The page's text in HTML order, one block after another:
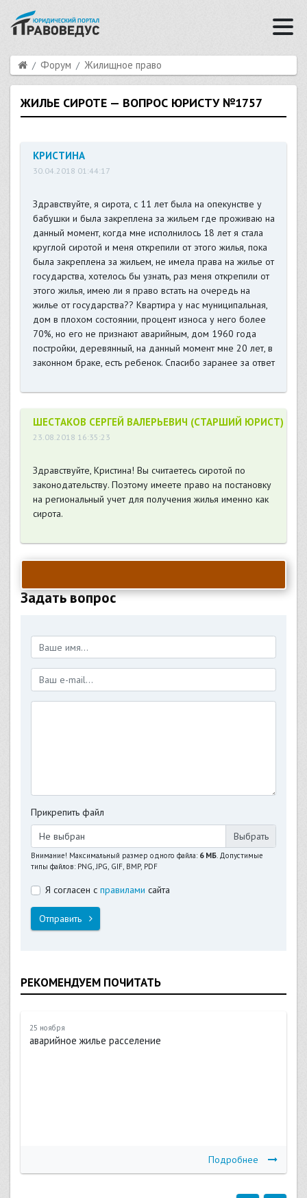
Форум Жилищное право
ЖИЛЬЕ СИРОТЕ — ВОПРОС ЮРИСТУ №1757
КРИСТИНА
30.04.2018 01:44:17
Здравствуйте, я сирота, с 11 лет была на опекунстве у
бабушки и была закреплена за жильем где проживаю на
данный момент, когда мне исполнилось 18 лет я стала
круглой сиротой и меня открепили от этого жилья, пока
была закреплена за жильем, не имела права на жилье от
государства, хотелось бы узнать, раз меня открепили от
этого жилья, имею ли я право встать на очередь на
жилье от государства?? Квартира у нас муниципальная,
дом в плохом состоянии, процент износа у него более
70%, но его не признают аварийным, дом 1960 года
постройки, деревянный, на данный момент мне 20 лет, в
законном браке, есть ребенок. Спасибо заранее за ответ
ШЕСТАКОВ СЕРГЕЙ ВАЛЕРЬЕВИЧ (СТАРШИЙ ЮРИСТ)
23.08.2018 16:35:23
Здравствуйте, Кристина! Вы считаетесь сиротой по
законодательству. Поэтому имеете право на постановку
на региональный учет для получения жилья именно как
сирота.
Задать вопрос
Прикрепить файл
Не выбран
Внимание! Максимальный размер одного файла: 6 МБ. Допустимые
типы файлов: PNG, JPG, GIF, BMP, PDF
Я согласен с правилами сайта
Отправить
РЕКОМЕНДУЕМ ПОЧИТАТЬ
25 ноября
аварийное жилье расселение
Подробнее